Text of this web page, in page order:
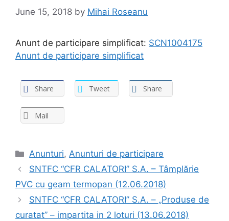
June 15, 2018 by Mihai Roseanu
Anunt de participare simplificat: SCN1004175
Anunt de participare simplificat
Share Tweet Share
Mail
Anunturi,Anunturi de participare
SNTFC “CFR CALATORI” S.A. – Tâmplărie
PVC cu geam termopan (12.06.2018)
SNTFC “CFR CALATORI” S.A. – „Produse de
curatat” – impartita in 2 loturi (13.06.2018)